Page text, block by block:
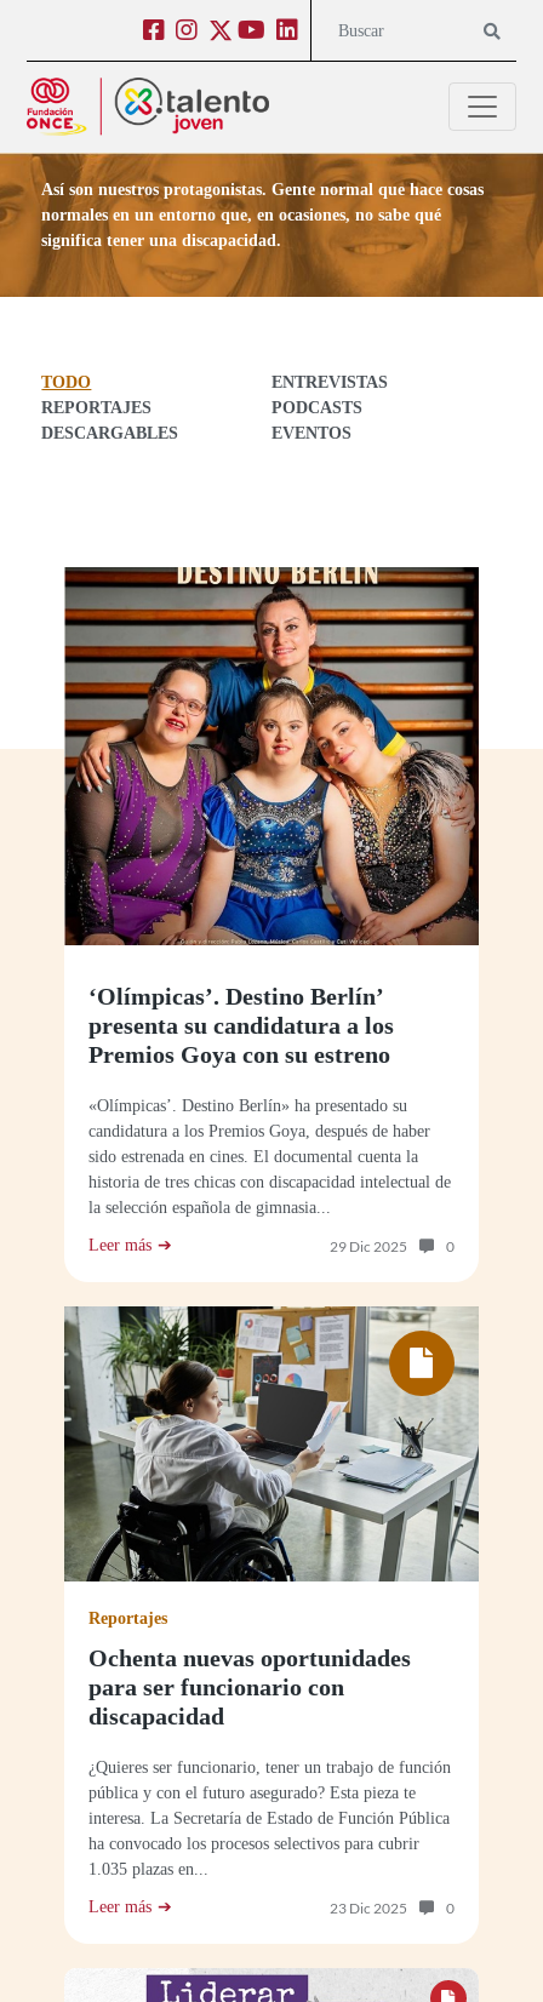
FacebookInstagram
TwitterYoutube
Buscar
Contenido para Jóvenes
Así son nuestros protagonistas. Gente normal que hace cosas
normales en un entorno que, en ocasiones, no sabe qué
significa tener una discapacidad.
TODO
ENTREVISTAS
REPORTAJES
PODCASTS
DESCARGABLES
EVENTOS
‘Olímpicas’. Destino Berlín’
presenta su candidatura a los
Premios Goya con su estreno
«Olímpicas’. Destino Berlín» ha presentado su
candidatura a los Premios Goya, después de haber
sido estrenada en cines. El documental cuenta la
historia de tres chicas con discapacidad intelectual de
la selección española de gimnasia...
Leer más 29 Dic 2025 Número de
0
Reportajes
Ochenta nuevas oportunidades
para ser funcionario con
discapacidad
¿Quieres ser funcionario, tener un trabajo de función
pública y con el futuro asegurado? Esta pieza te
interesa. La Secretaría de Estado de Función Pública
ha convocado los procesos selectivos para cubrir
1.035 plazas en...
Leer más 23 Dic 2025 Número de
0